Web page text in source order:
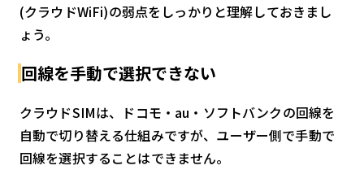
(クラウドWiFi)の弱点をしっかりと理解しておきまし
ょう。
回線を手動で選択できない
クラウドSIMは、ドコモ・au・ソフトバンクの回線を
自動で切り替える仕組みですが、ユーザー側で手動で
回線を選択することはできません。